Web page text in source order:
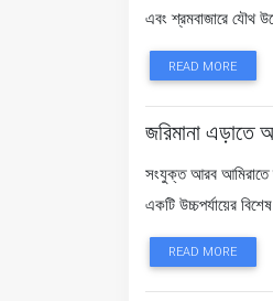
এবং শ্রমবাজারে যৌথ
READ MORE
জরিমানা এড়াতে
সংযুক্ত আরব আমিরাতে
একটি উচ্চপর্যায়ের
READ MORE